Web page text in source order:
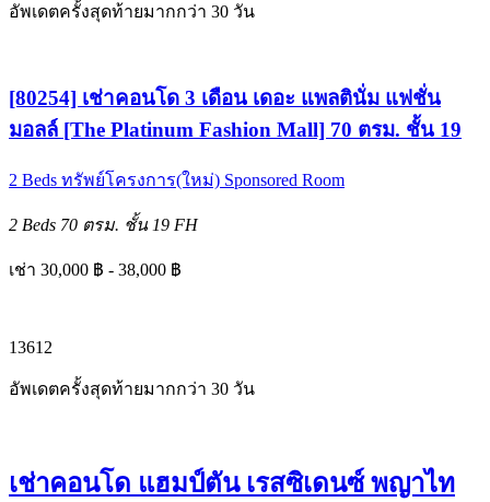
อัพเดตครั้งสุดท้ายมากกว่า 30 วัน
[80254] เช่าคอนโด 3 เดือน เดอะ แพลตินั่ม แฟชั่น
มอลล์ [The Platinum Fashion Mall] 70 ตรม. ชั้น 19
2 Beds ทรัพย์โครงการ(ใหม่) Sponsored Room
2 Beds 70 ตรม. ชั้น 19 FH
เช่า 30,000 ฿ - 38,000 ฿
13612
อัพเดตครั้งสุดท้ายมากกว่า 30 วัน
เช่าคอนโด แฮมป์ตัน เรสซิเดนซ์ พญาไท